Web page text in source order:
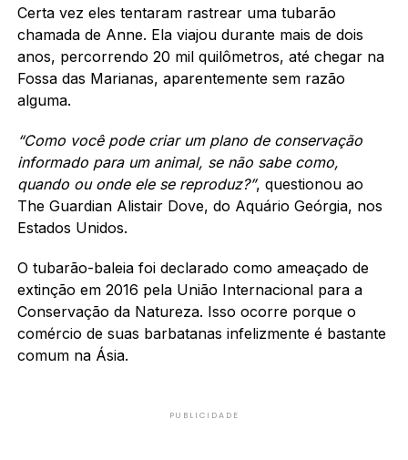
Certa vez eles tentaram rastrear uma tubarão
chamada de Anne. Ela viajou durante mais de dois
anos, percorrendo 20 mil quilômetros, até chegar na
Fossa das Marianas, aparentemente sem razão
alguma.
“Como você pode criar um plano de conservação
informado para um animal, se não sabe como,
quando ou onde ele se reproduz?”, questionou ao
The Guardian Alistair Dove, do Aquário Geórgia, nos
Estados Unidos.
O tubarão-baleia foi declarado como ameaçado de
extinção em 2016 pela União Internacional para a
Conservação da Natureza. Isso ocorre porque o
comércio de suas barbatanas infelizmente é bastante
comum na Ásia.
PUBLICIDADE